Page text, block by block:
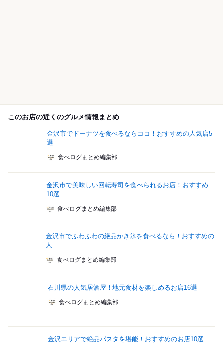
このお店の近くのグルメ情報まとめ
金沢市でドーナツを食べるならココ！おすすめの人気店5
選
食べログまとめ編集部
金沢市で美味しい回転寿司を食べられるお店！おすすめ
10選
食べログまとめ編集部
金沢市でふわふわの絶品かき氷を食べるなら！おすすめの
人...
食べログまとめ編集部
石川県の人気居酒屋！地元食材を楽しめるお店16選
食べログまとめ編集部
金沢エリアで絶品パスタを堪能！おすすめのお店10選